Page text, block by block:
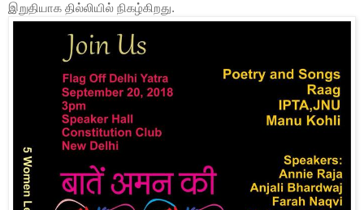
இறுதியாக தில்லியில் நிகழ்கிறது.